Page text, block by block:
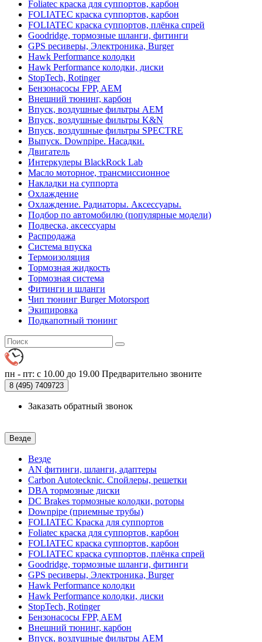
Foliatec краска для суппортов, карбон
FOLIATEC краска суппортов, карбон
FOLIATEC краска суппортов, плёнка спрей
Goodridge, тормозные шланги, фитинги
GPS ресиверы, Электроника, Burger
Hawk Performance колодки
Hawk Performance колодки, диски
StopTech, Rotinger
Бензонасосы FPP, AEM
Внешний тюнинг, карбон
Впуск, воздушные фильтры AEM
Впуск, воздушные фильтры K&N
Впуск, воздушные фильтры SPECTRE
Выпуск. Downpipe. Насадки.
Двигатель
Интеркулеры BlackRock Lab
Масло моторное, трансмиссионное
Накладки на суппорта
Охлаждение
Охлаждение. Радиаторы. Аксессуары.
Подбор по автомобилю (популярные модели)
Подвеска, аксессуары
Распродажа
Система впуска
Термоизоляция
Тормозная жидкость
Тормозная система
Фитинги и шланги
Чип тюнинг Burger Motorsport
Экипировка
Подкапотный тюнинг
пн - пт: с 10.00 до 19.00 Предварительно звоните
8 (495) 7409723
Заказать обратный звонок
Везде
Везде
AN фитинги, шланги, адаптеры
Carbon Autotecknic. Спойлеры, решетки
DBA тормозные диски
DC Brakes тормозные колодки, роторы
Downpipe (приемные трубы)
FOLIATEC Краска для суппортов
Foliatec краска для суппортов, карбон
FOLIATEC краска суппортов, карбон
FOLIATEC краска суппортов, плёнка спрей
Goodridge, тормозные шланги, фитинги
GPS ресиверы, Электроника, Burger
Hawk Performance колодки
Hawk Performance колодки, диски
StopTech, Rotinger
Бензонасосы FPP, AEM
Внешний тюнинг, карбон
Впуск, воздушные фильтры AEM